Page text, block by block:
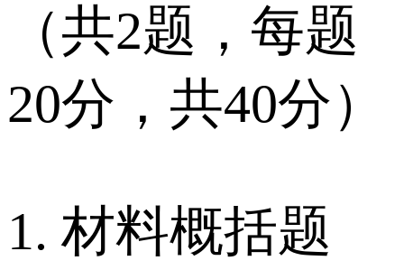
（共2题，每题
20分，共40分）
1. 材料概括题